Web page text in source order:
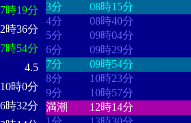
7時19分
時36分
時54分
4.5
10時0分
時32分
3分
08時15分
4分
08時40分
5分
09時04分
6分
09時29分
7分
09時54分
8分
10時23分
9分
10時57分
満潮
12時14分